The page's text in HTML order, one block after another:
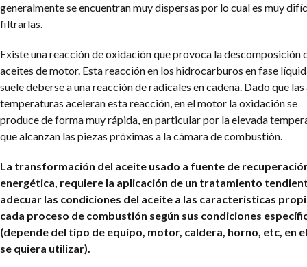
generalmente se encuentran muy dispersas por lo cual es muy
filtrarlas.
Existe una reacción de oxidación que provoca la descomposición
aceites de motor. Esta reacción en los hidrocarburos en fase
suele deberse a una reacción de radicales en cadena. Dado que
temperaturas aceleran esta reacción, en el motor la oxidación se
produce de forma muy rápida, en particular por la elevada
que alcanzan las piezas próximas a la cámara de combustión.
La transformación del aceite usado a fuente de
energética, requiere la aplicación de un tratamiento
adecuar las condiciones del aceite a las características
cada proceso de combustión según sus condiciones
(depende del tipo de equipo, motor, caldera, horno, etc, en
se quiera utilizar).